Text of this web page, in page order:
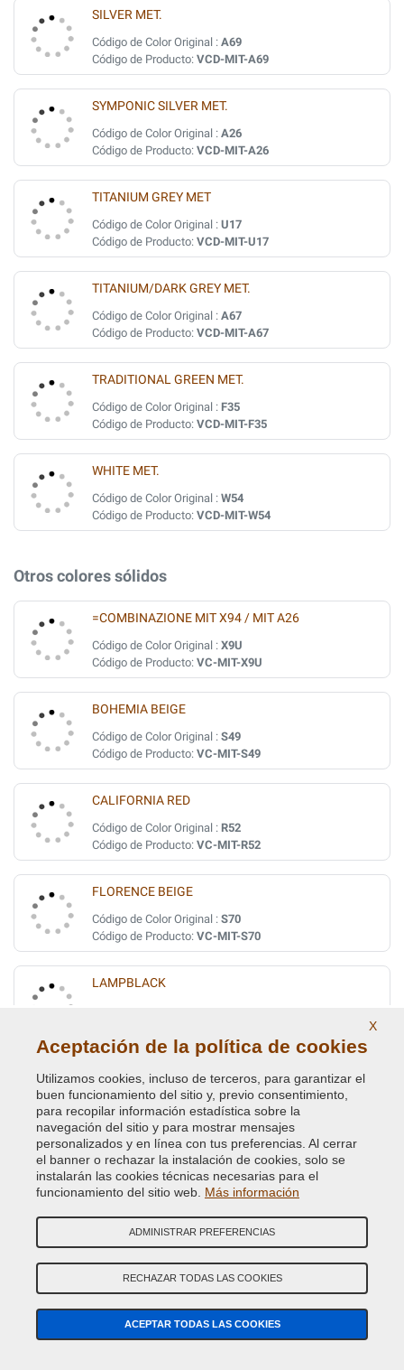
SILVER MET.
Código de Color Original : A69
Código de Producto: VCD-MIT-A69
SYMPONIC SILVER MET.
Código de Color Original : A26
Código de Producto: VCD-MIT-A26
TITANIUM GREY MET
Código de Color Original : U17
Código de Producto: VCD-MIT-U17
TITANIUM/DARK GREY MET.
Código de Color Original : A67
Código de Producto: VCD-MIT-A67
TRADITIONAL GREEN MET.
Código de Color Original : F35
Código de Producto: VCD-MIT-F35
WHITE MET.
Código de Color Original : W54
Código de Producto: VCD-MIT-W54
Otros colores sólidos
=COMBINAZIONE MIT X94 / MIT A26
Código de Color Original : X9U
Código de Producto: VC-MIT-X9U
BOHEMIA BEIGE
Código de Color Original : S49
Código de Producto: VC-MIT-S49
CALIFORNIA RED
Código de Color Original : R52
Código de Producto: VC-MIT-R52
FLORENCE BEIGE
Código de Color Original : S70
Código de Producto: VC-MIT-S70
LAMPBLACK
LIBERIA GREEN
Código de Color Original :G43
Código de Producto:VC-MIT-G43
MONACO RED
Código de Color Original :R82
Código de Color Original :W30
X
Aceptación de la política de cookies
Utilizamos cookies, incluso de terceros, para garantizar el
buen funcionamiento del sitio y, previo consentimiento,
para recopilar información estadística sobre la
navegación del sitio y para mostrar mensajes
personalizados y en línea con tus preferencias. Al cerrar
el banner o rechazar la instalación de cookies, solo se
instalarán las cookies técnicas necesarias para el
funcionamiento del sitio web. Más información
ADMINISTRAR PREFERENCIAS
RECHAZAR TODAS LAS COOKIES
ACEPTAR TODAS LAS COOKIES